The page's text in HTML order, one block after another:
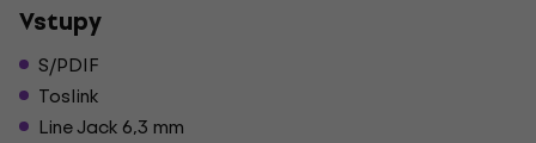
Vstupy
S/PDIF
Toslink
Line Jack 6,3 mm